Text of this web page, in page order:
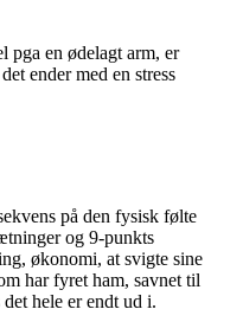
pga en ødelagt arm, er
ender med en stress
på den fysisk følte
og 9-punkts
økonomi, at svigte sine
har fyret ham, savnet til
hele er endt ud i.